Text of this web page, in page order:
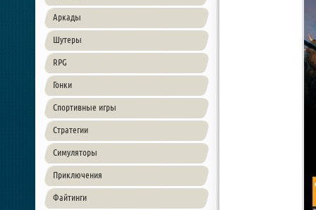
Аркады
Шутеры
RPG
Гонки
Спортивные игры
Стратегии
Симуляторы
Приключения
Файтинги